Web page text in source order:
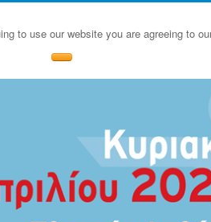
to use our website you are agreeing to